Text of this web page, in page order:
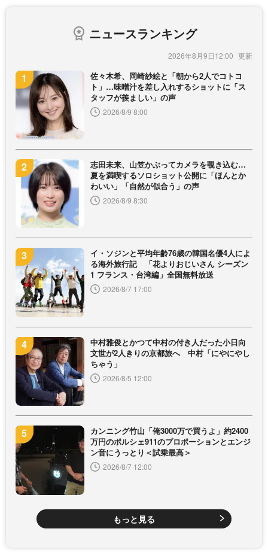
ニュースランキング
2026年8月9日12:00
佐々木希、岡崎紗絵と「朝から2人でコトコ
ト」…味噌汁を差し入れするショットに「ス
タッフが羨ましい」の声
2026/8/9 8:00
志田未来、山笠かぶってカメラを覗き込む…
夏を満喫するソロショット公開に「ほんとか
わいい」「自然が似合う」の声
2026/8/9 8:30
イ・ソジンと平均年齢76歳の韓国名優4人によ
る海外旅行記 「花よりおじいさん シーズン
1 フランス・台湾編」全国無料放送
2026/8/7 17:00
中村雅俊とかつて中村の付き人だった小日向
文世が2人きりの京都旅へ 中村「にやにやし
ちゃう」
2026/8/5 12:00
カンニング竹山「俺3000万で買うよ」約2400
万円のポルシェ911のプロポーションとエンジ
ン音にうっとり＜試乗最高＞
2026/8/7 12:00
もっと見る